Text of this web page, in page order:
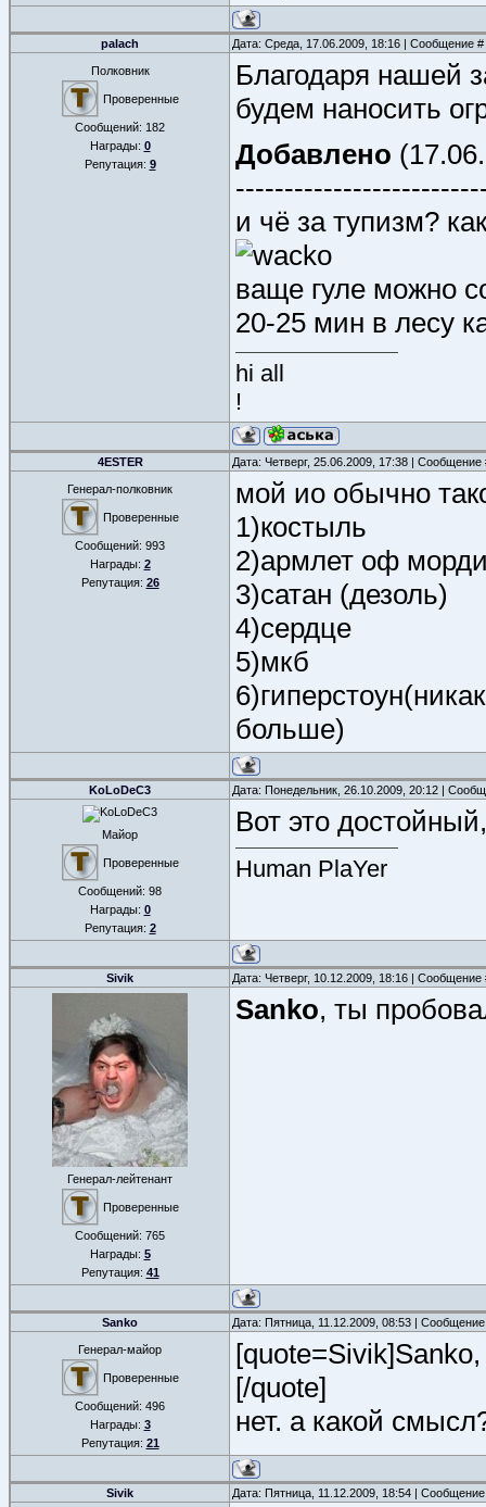
palach Дата: Среда, 17.06.2009, 18:16 | Сообщение #
Полковник
Проверенные
Сообщений: 182
Награды: 0
Репутация: 9
Благодаря нашей
будем наносить
Добавлено
и чё за тупизм?
ваще гуле можно
20-25 мин в лесу
hi all
!
4ESTER Дата: Четверг, 25.06.2009, 17:38 |
Генерал-полковник
Проверенные
Сообщений: 993
Награды: 2
Репутация: 26
мой ио обычно
1)костыль
2)армлет оф
3)сатан (дезоль)
4)сердце
5)мкб
больше)
KoLoDeC3 Дата: Понедельник, 26.10.2009, 20:12 |
Майор
Проверенные
Сообщений: 98
Награды: 0
Репутация: 2
Вот это
Human PlaYer
Sivik Дата: Четверг, 10.12.2009, 18:16 |
Генерал-лейтенант
Проверенные
Сообщений: 765
Награды: 5
Репутация: 41
Sanko, ты
Sanko Дата: Пятница, 11.12.2009, 08:53 |
Генерал-майор
Проверенные
Сообщений: 496
Награды: 3
Репутация: 21
[/quote]
нет. а какой
Sivik Дата: Пятница, 11.12.2009, 18:54 |